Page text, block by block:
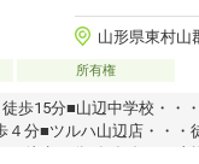
山形県東村山
所有権
歩15分■山辺中学校・・
４分■ツルハ山辺店・・・